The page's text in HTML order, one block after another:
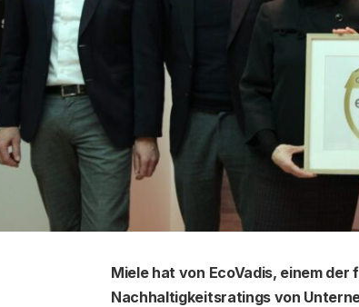
Miele hat von EcoVadis, einem
Nachhaltigkeitsratings von